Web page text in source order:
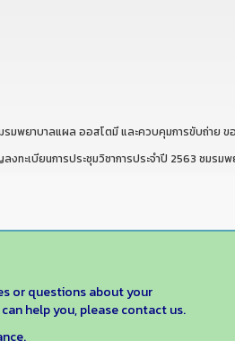
มพยาบาลแผล ออสโตมี และควบคุมการขับถ่าย ขอเ
งทะเบียนการประชุมวิชาการประจำปี 2563 ชม
or questions about your
help you, please contact us.